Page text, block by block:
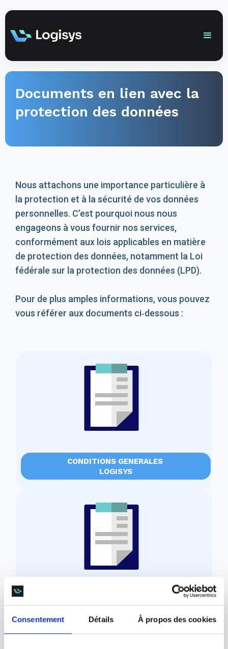
Consentement Détails À propos des cookies
Documents en lien avec la
protection des données
Nous attachons une importance particulière à
la protection et à la sécurité de vos données
personnelles. C’est pourquoi nous nous
engageons à vous fournir nos services,
conformément aux lois applicables en matière
de protection des données, notamment la Loi
fédérale sur la protection des données (LPD).
Pour de plus amples informations, vous pouvez
vous référer aux documents ci‑dessous :
CONDITIONS GENERALES
LOGISYS